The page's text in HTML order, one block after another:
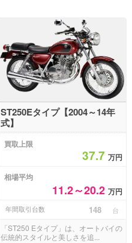
ST250Eタイプ【2004～14年
式】
買取上限
37.7 万円
相場平均
11.2～20.2 万円
年間取引台数 148 台
「ST250 Eタイプ」は、オートバイの
伝統的スタイルと美しさを追...